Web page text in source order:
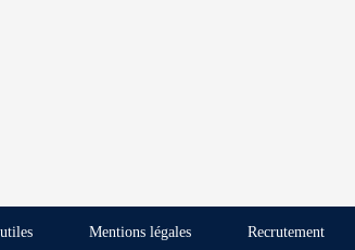
Mentions légales Recrutement